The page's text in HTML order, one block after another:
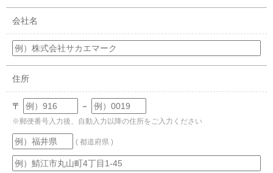
会社名
住所
〒 －
※郵便番号入力後、自動入力以降の住所をご入力ください
( 都道府県 )